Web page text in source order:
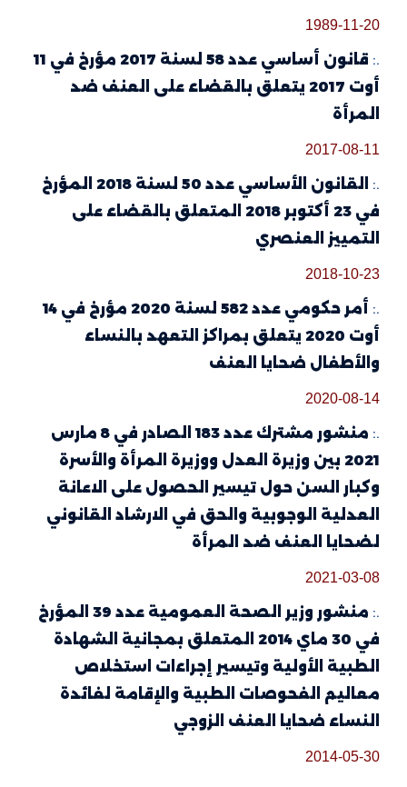
1989-11-20
قانون أساسي عدد 58 لسنة 2017 مؤرخ في 11
أوت 2017 يتعلق بالقضاء على العنف ضد
المرأة
2017-08-11
القانون الأساسي عدد 50 لسنة 2018 المؤرخ
في 23 أكتوبر 2018 المتعلق بالقضاء على
التمييز العنصري
2018-10-23
أمر حكومي عدد 582 لسنة 2020 مؤرخ في 14
أوت 2020 يتعلق بمراكز التعهد بالنساء
والأطفال ضحايا العنف
2020-08-14
منشور مشترك عدد 183 الصادر في 8 مارس
2021 بين وزيرة العدل ووزيرة المرأة والأسرة
وكبار السن حول تيسير الحصول على الاعانة
العدلية الوجوبية والحق في الارشاد القانوني
لضحايا العنف ضد المرأة
2021-03-08
منشور وزير الصحة العمومية عدد 39 المؤرخ
في 30 ماي 2014 المتعلق بمجانية الشهادة
الطبية الأولية وتيسير إجراءات استخلاص
معاليم الفحوصات الطبية والإقامة لفائدة
النساء ضحايا العنف الزوجي
2014-05-30